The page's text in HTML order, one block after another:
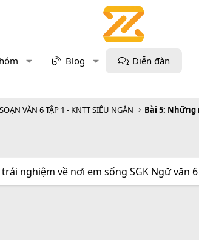
Blog Diễn đàn
SOẠN VĂN 6 TẬP 1 - KNTT SIÊU NGẮN Bài 5:
trải nghiệm về nơi em sống SGK Ngữ